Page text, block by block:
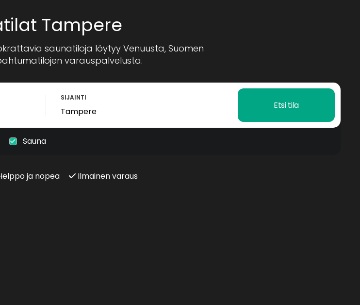
Tampere
saunatiloja löytyy Venuusta, Suomen
varauspalvelusta.
SIJAINTI
Sauna
Etsi tila
ja nopea Ilmainen varaus